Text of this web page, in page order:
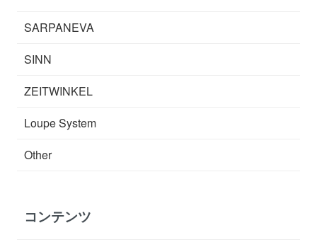
SARPANEVA
SINN
ZEITWINKEL
Loupe System
Other
コンテンツ